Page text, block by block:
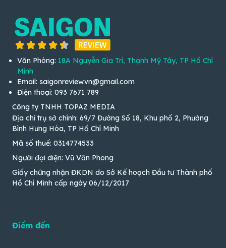
Văn Phòng: 18A Nguyễn Gia Trí, Thạnh Mỹ Tây, TP Hồ Chí
Minh
Email: saigonreview.vn@gmail.com
Điện thoại: 093 7671 789
Công ty TNHH TOPAZ MEDIA
Địa chỉ trụ sở chính: 69/7 Đường Số 18, Khu phố 2, Phường
Bình Hưng Hòa, TP Hồ Chí Minh
Mã số thuế: 0314774533
Người đại diện: Vũ Văn Phong
Giấy chứng nhận ĐKDN do Sở Kế hoạch Đầu tư Thành phố
Hồ Chí Minh cấp ngày 06/12/2017
Điểm đến